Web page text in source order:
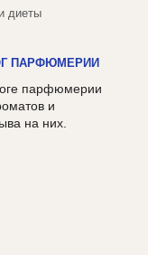
диеты
ПАРФЮМЕРИИ
парфюмерии
и
на них.